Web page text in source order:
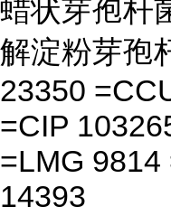
蜡状芽孢杆
解淀粉芽孢
23350
=CIP
=LMG 9814
14393